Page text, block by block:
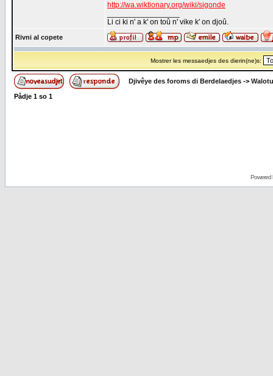
http://wa.wiktionary.org/wiki/sigonde
Li ci ki n' a k' on toû n' vike k' on djoû.
Rivni al copete
Mostrer les messaedjes des dierin(ne)s:
Djivêye des foroms di Berdelaedjes ->
Pådje 1 so 1
Powered